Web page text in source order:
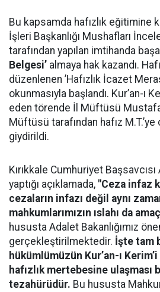
Bu kapsamda hafızlık eğitimine
İşleri Başkanlığı Mushafları
tarafından yapılan imtihanda
Belgesi’ almaya hak kazandı.
düzenlenen ’Hafızlık İcazet
okunmasıyla başlandı. Kur’an-ı
eden törende İl Müftüsü
Müftüsü tarafından hafız
giydirildi.
Kırıkkale Cumhuriyet
yaptığı açıklamada, "Ceza infaz
cezaların infazı değil aynı
mahkumlarımızın ıslahı da
hususta Adalet Bakanlığımız
gerçekleştirilmektedir. İşte tam
hükümlümüzün Kur’an-ı
hafızlık mertebesine ulaşması
tezahürüdür. Bu hususta